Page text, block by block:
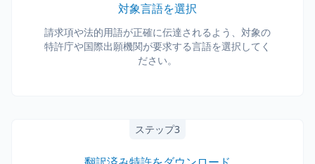
対象言語を選択
請求項や法的用語が正確に伝達されるよう、対象の
特許庁や国際出願機関が要求する言語を選択してく
ださい。
ステップ3